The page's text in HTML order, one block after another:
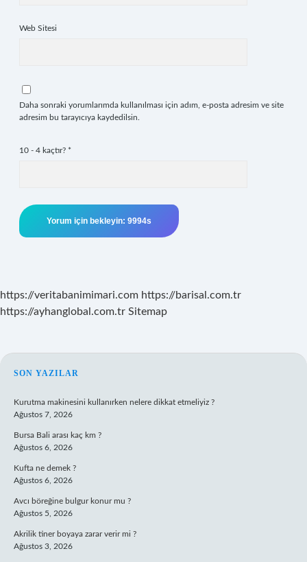
Web Sitesi
Daha sonraki yorumlarımda kullanılması için adım, e-posta adresim ve site
adresim bu tarayıcıya kaydedilsin.
10 - 4 kaçtır? *
https://veritabanimimari.com https://barisal.com.tr
https://ayhanglobal.com.tr Sitemap
SIDEBAR
SON YAZILAR
Kurutma makinesini kullanırken nelere dikkat etmeliyiz ?
Ağustos 7, 2026
Bursa Bali arası kaç km ?
Ağustos 6, 2026
Kufta ne demek ?
Ağustos 6, 2026
Avcı böreğine bulgur konur mu ?
Ağustos 5, 2026
Akrilik tiner boyaya zarar verir mi ?
Ağustos 3, 2026